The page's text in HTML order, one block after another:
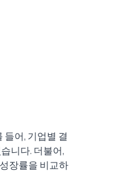
들어, 기업별 결
니다. 더불어,
장률을 비교하